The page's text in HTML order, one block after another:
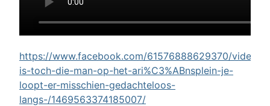
https://www.facebook.com/61576888629370/videos/
is-toch-die-man-op-het-ari%C3%ABnsplein-je-
loopt-er-misschien-gedachteloos-
langs-/1469563374185007/